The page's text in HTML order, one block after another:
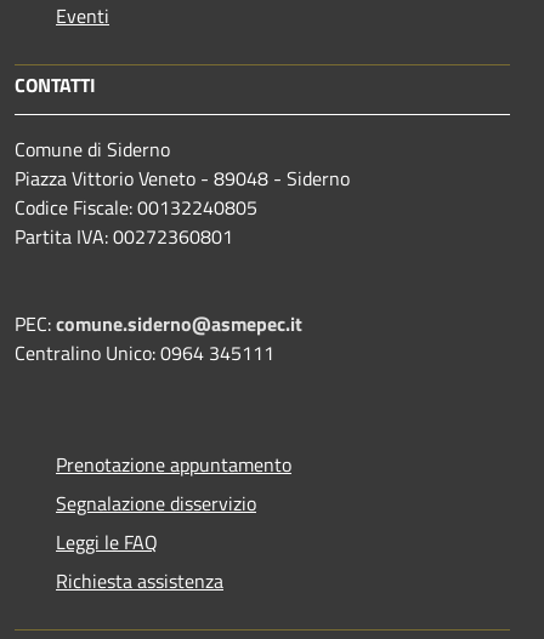
Eventi
CONTATTI
Comune di Siderno
Piazza Vittorio Veneto - 89048 - Siderno
Codice Fiscale: 00132240805
Partita IVA: 00272360801
PEC:comune.siderno@asmepec.it
Centralino Unico: 0964 345111
Prenotazione appuntamento
Segnalazione disservizio
Leggi le FAQ
Richiesta assistenza